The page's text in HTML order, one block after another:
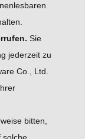
Sie
jederzeit zu
Co., Ltd.
bitten,